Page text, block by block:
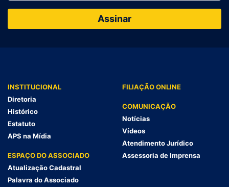
INSTITUCIONAL
Diretoria
Histórico
Estatuto
APS na Mídia
ESPAÇO DO ASSOCIADO
Atualização Cadastral
Palavra do Associado
FILIAÇÃO ONLINE
COMUNICAÇÃO
Notícias
Vídeos
Atendimento Jurídico
Assessoria de Imprensa